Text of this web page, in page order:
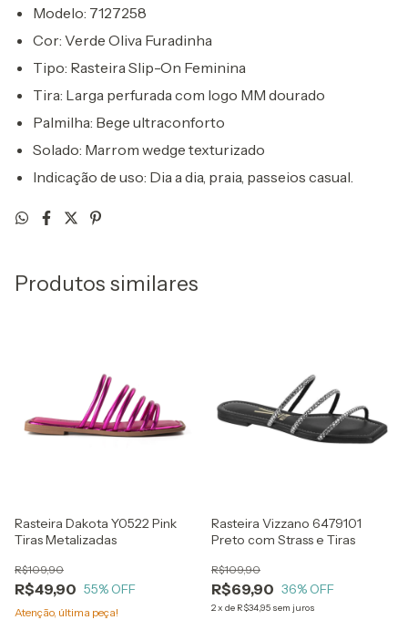
Modelo: 7127258
Cor: Verde Oliva Furadinha
Tipo: Rasteira Slip-On Feminina
Tira: Larga perfurada com logo MM dourado
Palmilha: Bege ultraconforto
Solado: Marrom wedge texturizado
Indicação de uso: Dia a dia, praia, passeios casual.
Produtos similares
Rasteira Dakota Y0522 Pink
Tiras Metalizadas
R$49,90
R$109,90
55% OFF
Atenção, última peça!
Rasteira Vizzano 6479101
Preto com Strass e Tiras
R$69,90
R$109,90
36% OFF
2x de R$34,95 sem juros